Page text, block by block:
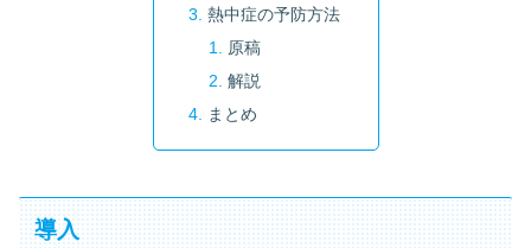
熱中症の予防方法
原稿
解説
まとめ
導入